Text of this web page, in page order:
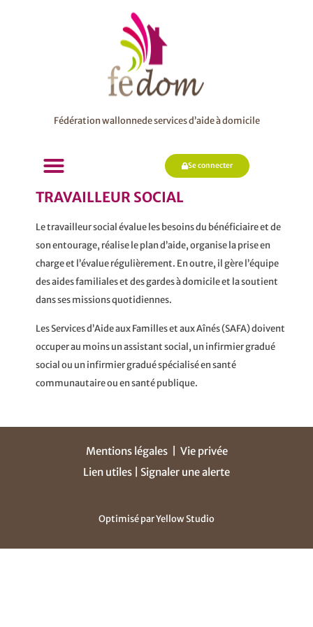
Fédération wallonnede services d’aide à domicile
Se connecter
TRAVAILLEUR SOCIAL
Le travailleur social évalue les besoins du bénéficiaire et de
son entourage, réalise le plan d’aide, organise la prise en
charge et l’évalue régulièrement. En outre, il gère l’équipe
des aides familiales et des gardes à domicile et la soutient
dans ses missions quotidiennes.
Les Services d’Aide aux Familles et aux Aînés (SAFA) doivent
occuper au moins un assistant social, un infirmier gradué
social ou un infirmier gradué spécialisé en santé
communautaire ou en santé publique.
Mentions légales| Vie privée
Lien utiles | Signaler une alerte
Optimisé parYellow Studio